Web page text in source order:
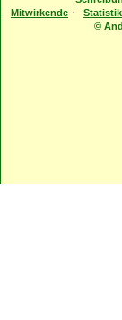
Mitwirkende · Statistik
©